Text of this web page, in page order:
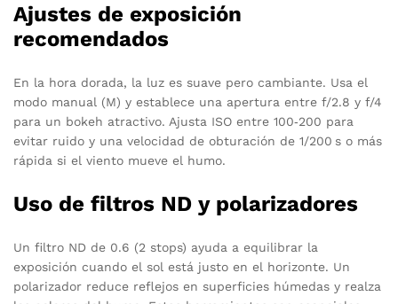
Ajustes de exposición
recomendados
En la hora dorada, la luz es suave pero cambiante. Usa el
modo manual (M) y establece una apertura entre f/2.8 y f/4
para un bokeh atractivo. Ajusta ISO entre 100‑200 para
evitar ruido y una velocidad de obturación de 1/200 s o más
rápida si el viento mueve el humo.
Uso de filtros ND y polarizadores
Un filtro ND de 0.6 (2 stops) ayuda a equilibrar la
exposición cuando el sol está justo en el horizonte. Un
polarizador reduce reflejos en superficies húmedas y realza